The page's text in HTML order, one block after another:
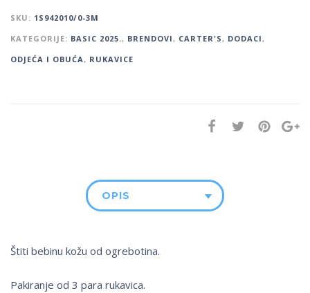
SKU: 1S942010/0-3M
KATEGORIJE: BASIC 2025., BRENDOVI, CARTER'S, DODACI,
ODJEĆA I OBUĆA, RUKAVICE
OPIS
Štiti bebinu kožu od ogrebotina.
Pakiranje od 3 para rukavica.